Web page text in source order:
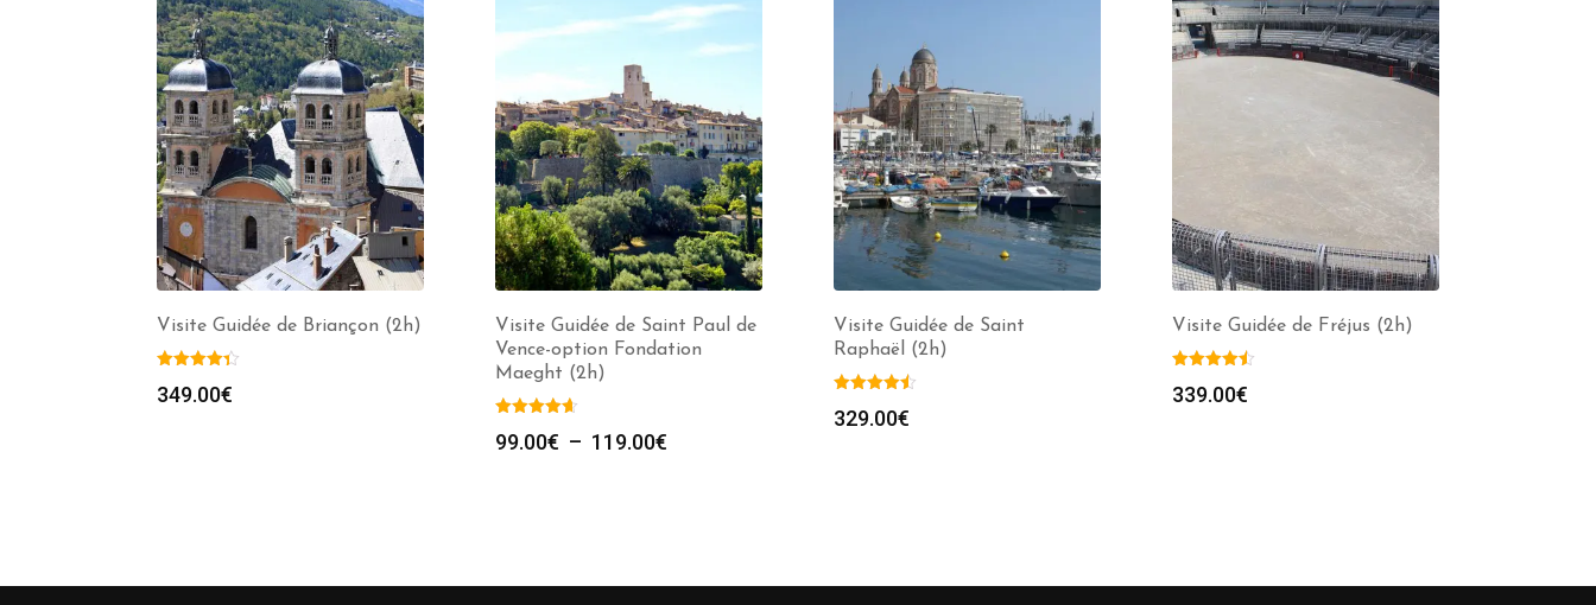
Visite Guidée de Briançon (2h)
349.00€
Visite Guidée de Saint Paul de
Vence-option Fondation
Maeght (2h)
99.00€ – 119.00€
Visite Guidée de Saint
Raphaël (2h)
329.00€
Visite Guidée de Fréjus (2h)
339.00€